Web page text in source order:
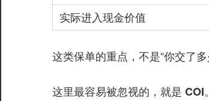
实际进入现金价值
这类保单的重点，不是“你交了
这里最容易被忽视的，就是 COI